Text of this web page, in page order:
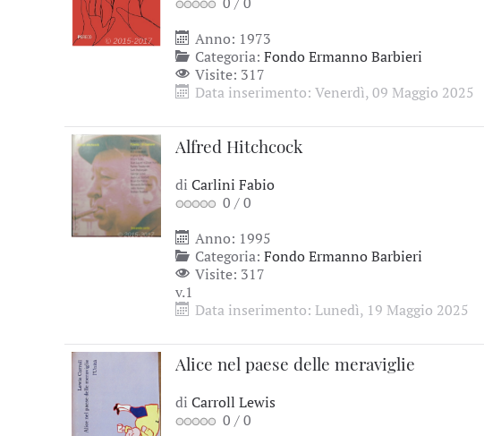
Anno: 1973
Categoria: Fondo Ermanno Barbieri
Visite: 317
Data inserimento: Venerdì, 09 Maggio 2025
Alfred Hitchcock
di Carlini Fabio
0 /0
Anno: 1995
Categoria: Fondo Ermanno Barbieri
Visite: 317
v.1
Data inserimento: Lunedì, 19 Maggio 2025
Alice nel paese delle meraviglie
di Carroll Lewis
0 /0